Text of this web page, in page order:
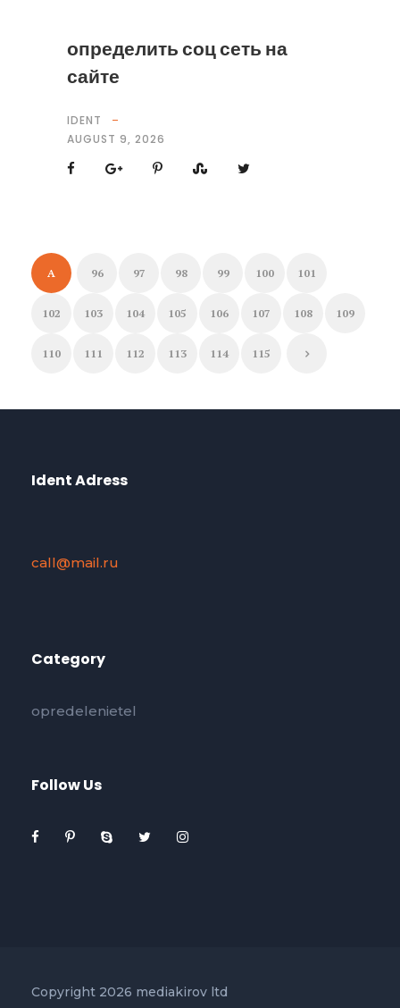
определить соц сеть на
сайте
IDENT
AUGUST 9, 2026
A 96 97 98 99 100 101
102 103 104 105 106 107 108 109
110 111 112 113 114 115
Ident Adress
call@mail.ru
Category
opredelenietel
Follow Us
Copyright 2026 mediakirov ltd